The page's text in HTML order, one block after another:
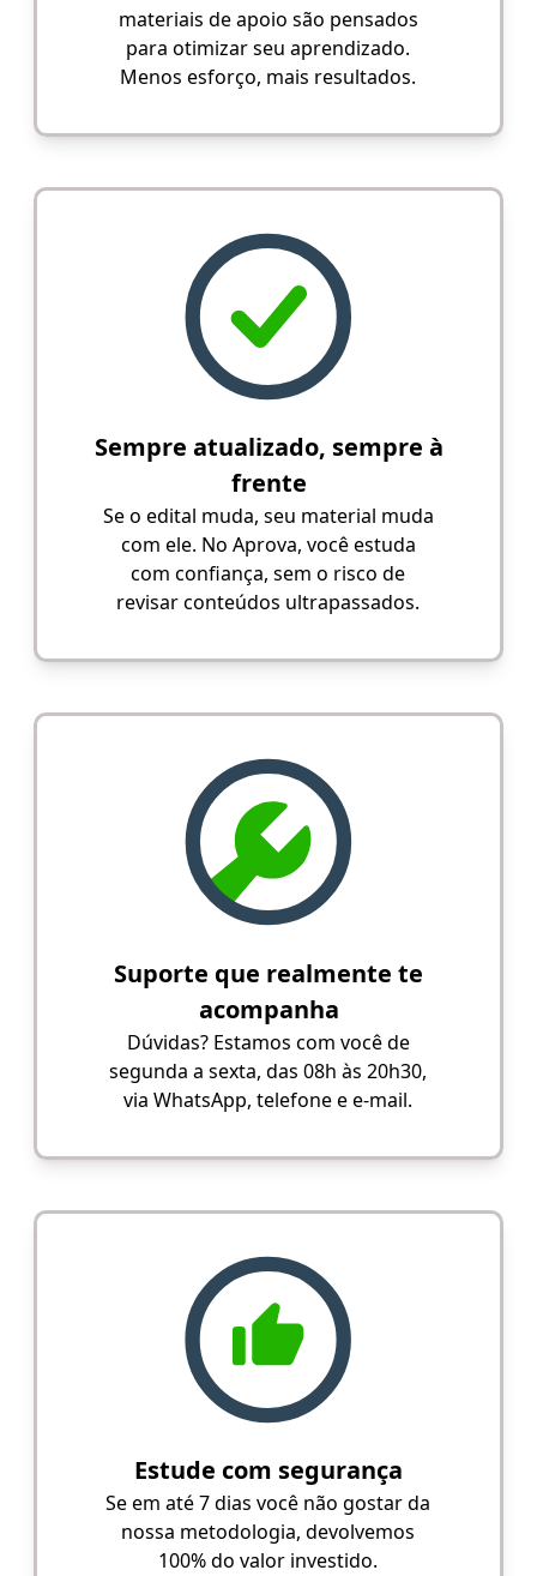
materiais de apoio são pensados
para otimizar seu aprendizado.
Menos esforço, mais resultados.
Sempre atualizado, sempre à
frente
Se o edital muda, seu material muda
com ele. No Aprova, você estuda
com confiança, sem o risco de
revisar conteúdos ultrapassados.
Suporte que realmente te
acompanha
Dúvidas? Estamos com você de
segunda a sexta, das 08h às 20h30,
via WhatsApp, telefone e e-mail.
Estude com segurança
Se em até 7 dias você não gostar da
nossa metodologia, devolvemos
100% do valor investido.